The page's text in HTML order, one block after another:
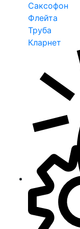
Саксофон
Флейта
Труба
Кларнет